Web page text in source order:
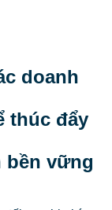
doanh
thúc đẩy
bền vững